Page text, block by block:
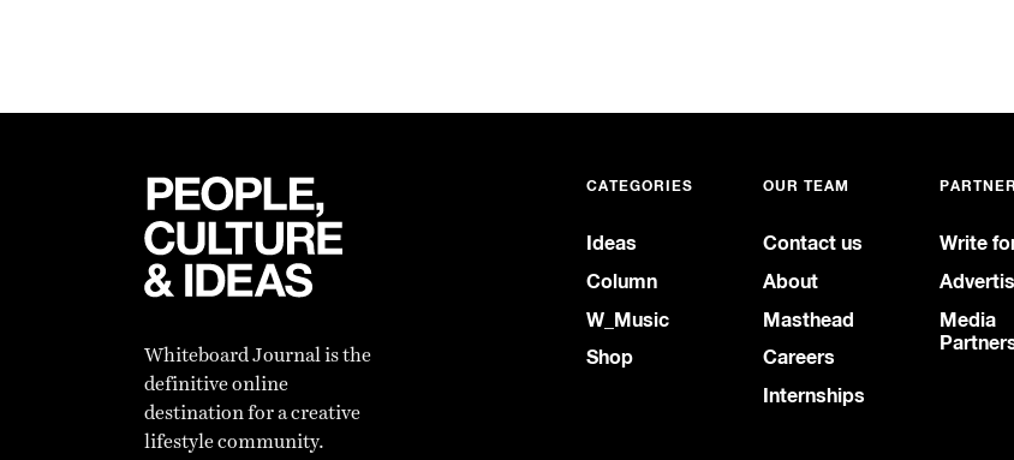
Whiteboard Journal is the
definitive online
destination for a creative
lifestyle community.
CATEGORIES
Ideas
Column
W_Music
Shop
OUR TEAM
Contact us
About
Masthead
Careers
Internships
Write
Media